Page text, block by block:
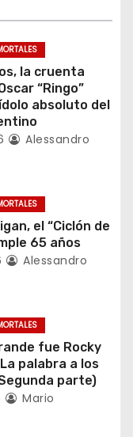
la cruenta
“Ringo”
absoluto del
Alessandro
el “Ciclón de
65 años
Alessandro
fue Rocky
palabra a los
parte)
Mario